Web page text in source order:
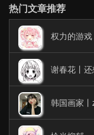
热门文章推荐
权力的游
谢春花丨
韩国画家